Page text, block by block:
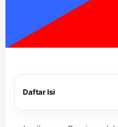
Daftar Isi